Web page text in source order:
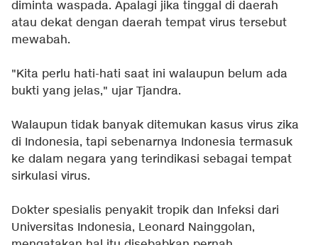
diminta waspada. Apalagi jika tinggal di daerah
atau dekat dengan daerah tempat virus tersebut
mewabah.
"Kita perlu hati-hati saat ini walaupun belum ada
bukti yang jelas," ujar Tjandra.
Walaupun tidak banyak ditemukan kasus virus zika
di Indonesia, tapi sebenarnya Indonesia termasuk
ke dalam negara yang terindikasi sebagai tempat
sirkulasi virus.
Dokter spesialis penyakit tropik dan Infeksi dari
Universitas Indonesia, Leonard Nainggolan,